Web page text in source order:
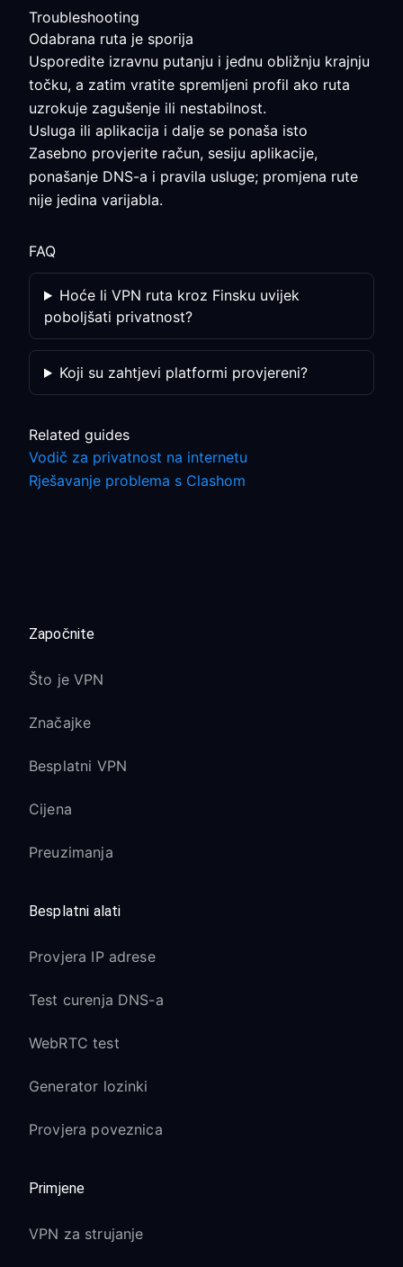
Troubleshooting
Odabrana ruta je sporija
Usporedite izravnu putanju i jednu obližnju krajnju
točku, a zatim vratite spremljeni profil ako ruta
uzrokuje zagušenje ili nestabilnost.
Usluga ili aplikacija i dalje se ponaša isto
Zasebno provjerite račun, sesiju aplikacije,
ponašanje DNS-a i pravila usluge; promjena rute
nije jedina varijabla.
FAQ
Hoće li VPN ruta kroz Finsku uvijek
poboljšati privatnost?
Koji su zahtjevi platformi provjereni?
Related guides
Vodič za privatnost na internetu
Rješavanje problema s Clashom
Započnite
Što je VPN
Značajke
Besplatni VPN
Cijena
Preuzimanja
Besplatni alati
Provjera IP adrese
Test curenja DNS-a
WebRTC test
Generator lozinki
Provjera poveznica
Primjene
VPN za strujanje